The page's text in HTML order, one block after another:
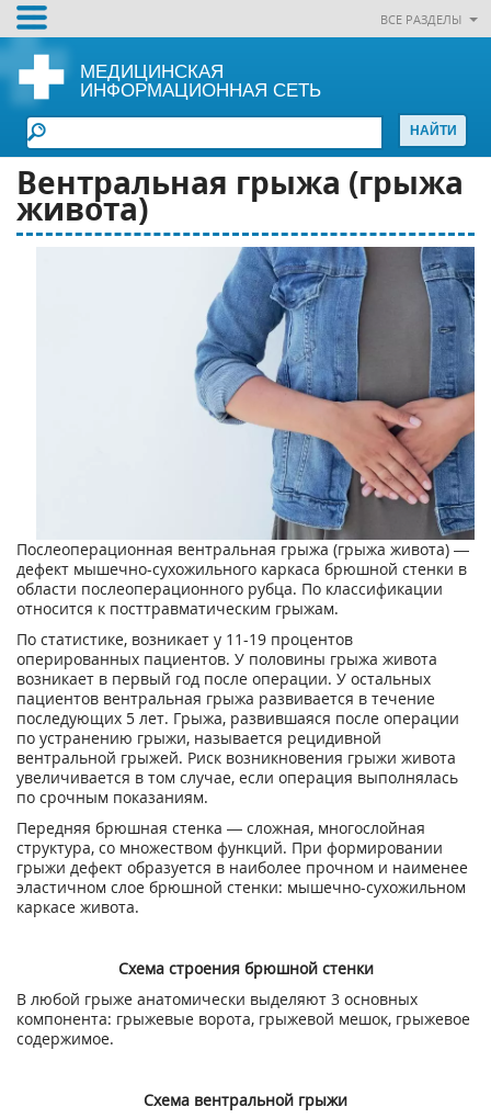
ВСЕ РАЗДЕЛЫ
МЕДИЦИНСКАЯ
ИНФОРМАЦИОННАЯ СЕТЬ
Вентральная грыжа (грыжа
живота)
Послеоперационная вентральная грыжа (грыжа живота) —
дефект мышечно-сухожильного каркаса брюшной стенки в
области послеоперационного рубца. По классификации
относится к посттравматическим грыжам.
По статистике, возникает у 11-19 процентов
оперированных пациентов. У половины грыжа живота
возникает в первый год после операции. У остальных
пациентов вентральная грыжа развивается в течение
последующих 5 лет. Грыжа, развившаяся после операции
по устранению грыжи, называется рецидивной
вентральной грыжей. Риск возникновения грыжи живота
увеличивается в том случае, если операция выполнялась
по срочным показаниям.
Передняя брюшная стенка — сложная, многослойная
структура, со множеством функций. При формировании
грыжи дефект образуется в наиболее прочном и наименее
эластичном слое брюшной стенки: мышечно-сухожильном
каркасе живота.
Схема строения брюшной стенки
В любой грыже анатомически выделяют 3 основных
компонента: грыжевые ворота, грыжевой мешок, грыжевое
содержимое.
Схема вентральной грыжи